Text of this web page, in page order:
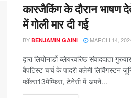
कारजैकिंग के दौरान भाषण
में गोली मार दी गई
BY BENJAMIN GAINI MARCH 14,
द्वारा लियोनार्डो ब्लेयरवरिष्ठ संवाददाता
बैपटिस्ट चर्च के पादरी क्लेमी लिविंगस्टन
फॉक्स13मेम्फिस, टेनेसी में अपने...